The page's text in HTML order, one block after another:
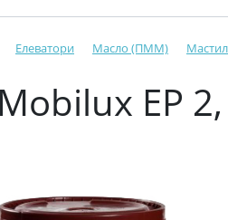
Елеватори Масло (ПММ)
EP 2,